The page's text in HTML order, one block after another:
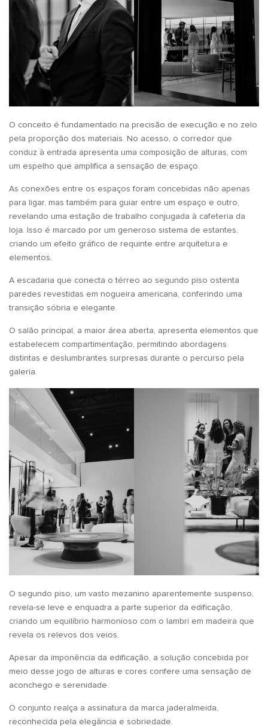
O conceito é fundamentado na precisão de execução e no zelo
pela proporção dos materiais. No acesso, o corredor que
conduz à entrada apresenta uma composição de alturas, com
um espelho que amplifica a sensação de espaço.
As conexões entre os espaços foram concebidas não apenas
para ligar, mas também para guiar entre um espaço e outro,
revelando uma estação de trabalho conjugada à cafeteria da
loja. Isso é marcado por um generoso sistema de estantes,
criando um efeito gráfico de requinte entre arquitetura e
elementos.
A escadaria que conecta o térreo ao segundo piso ostenta
paredes revestidas em nogueira americana, conferindo uma
transição sóbria e elegante.
O salão principal, a maior área aberta, apresenta elementos que
estabelecem compartimentação, permitindo abordagens
distintas e deslumbrantes surpresas durante o percurso pela
galeria.
O segundo piso, um vasto mezanino aparentemente suspenso,
revela-se leve e enquadra a parte superior da edificação,
criando um equilíbrio harmonioso com o lambri em madeira que
revela os relevos dos veios.
Apesar da imponência da edificação, a solução concebida por
meio desse jogo de alturas e cores confere uma sensação de
aconchego e serenidade.
O conjunto realça a assinatura da marca jaderalmeida,
reconhecida pela elegância e sobriedade.